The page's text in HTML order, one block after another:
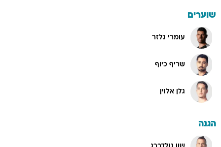
שוערים
עומרי גלזר
שריף כיוף
גלן אלוין
הגנה